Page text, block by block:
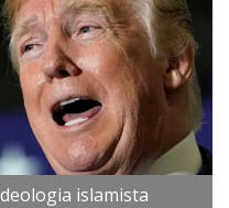
islamista